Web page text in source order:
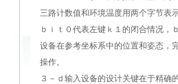
三路计数值和环境温度用两个字节表
ｂｉｔ０代表左键ｋ１的闭合情况，
设备在参考坐标系中的位置和姿态，
操作。
３－ｄ输入设备的设计关键在于精确